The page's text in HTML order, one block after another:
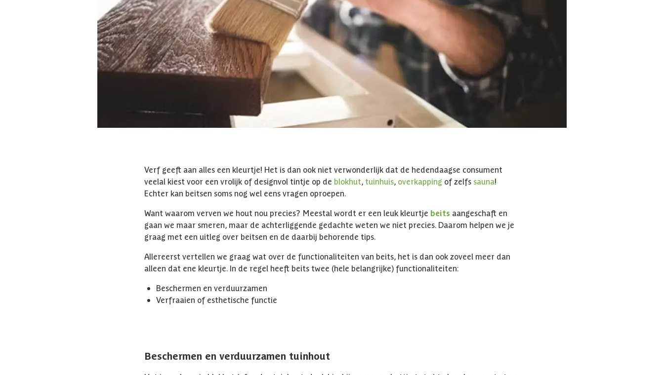
Verf geeft aan alles een kleurtje! Het is dan ook niet verwonderlijk dat de hedendaagse consument
veelal kiest voor een vrolijk of designvol tintje op de blokhut, tuinhuis, overkapping of zelfs sauna!
Echter kan beitsen soms nog wel eens vragen oproepen.
Want waarom verven we hout nou precies? Meestal wordt er een leuk kleurtje beits aangeschaft en
gaan we maar smeren, maar de achterliggende gedachte weten we niet precies. Daarom helpen we je
graag met een uitleg over beitsen en de daarbij behorende tips.
Allereerst vertellen we graag wat over de functionaliteiten van beits, het is dan ook zoveel meer dan
alleen dat ene kleurtje. In de regel heeft beits twee (hele belangrijke) functionaliteiten:
Beschermen en verduurzamen
Verfraaien of esthetische functie
Beschermen en verduurzamen tuinhout